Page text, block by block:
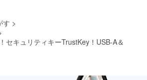
す >
セキュリティキーTrustKey！USB-A＆